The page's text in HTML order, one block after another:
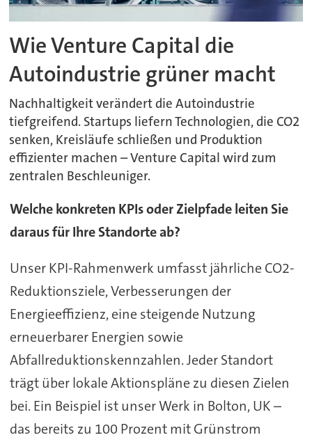
Wie Venture Capital die
Autoindustrie grüner macht
Nachhaltigkeit verändert die Autoindustrie
tiefgreifend. Startups liefern Technologien, die CO2
senken, Kreisläufe schließen und Produktion
effizienter machen – Venture Capital wird zum
zentralen Beschleuniger.
Welche konkreten KPIs oder Zielpfade leiten Sie
daraus für Ihre Standorte ab?
Unser KPI-Rahmenwerk umfasst jährliche CO2-
Reduktionsziele, Verbesserungen der
Energieeffizienz, eine steigende Nutzung
erneuerbarer Energien sowie
Abfallreduktionskennzahlen. Jeder Standort
trägt über lokale Aktionspläne zu diesen Zielen
bei. Ein Beispiel ist unser Werk in Bolton, UK –
das bereits zu 100 Prozent mit Grünstrom